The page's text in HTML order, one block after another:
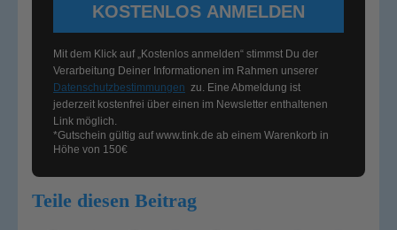
KOSTENLOS ANMELDEN
Mit dem Klick auf „Kostenlos anmelden“ stimmst Du der
Verarbeitung Deiner Informationen im Rahmen unserer
Datenschutzbestimmungen zu. Eine Abmeldung ist
jederzeit kostenfrei über einen im Newsletter enthaltenen
Link möglich.
*Gutschein gültig aufwww.tink.de ab einem Warenkorb in
Höhe von 150€
Teile diesen Beitrag